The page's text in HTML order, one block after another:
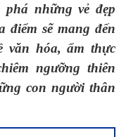
phá những vẻ đẹp
điểm sẽ mang đến
văn hóa, ẩm thực
ngưỡng thiên
con người thân